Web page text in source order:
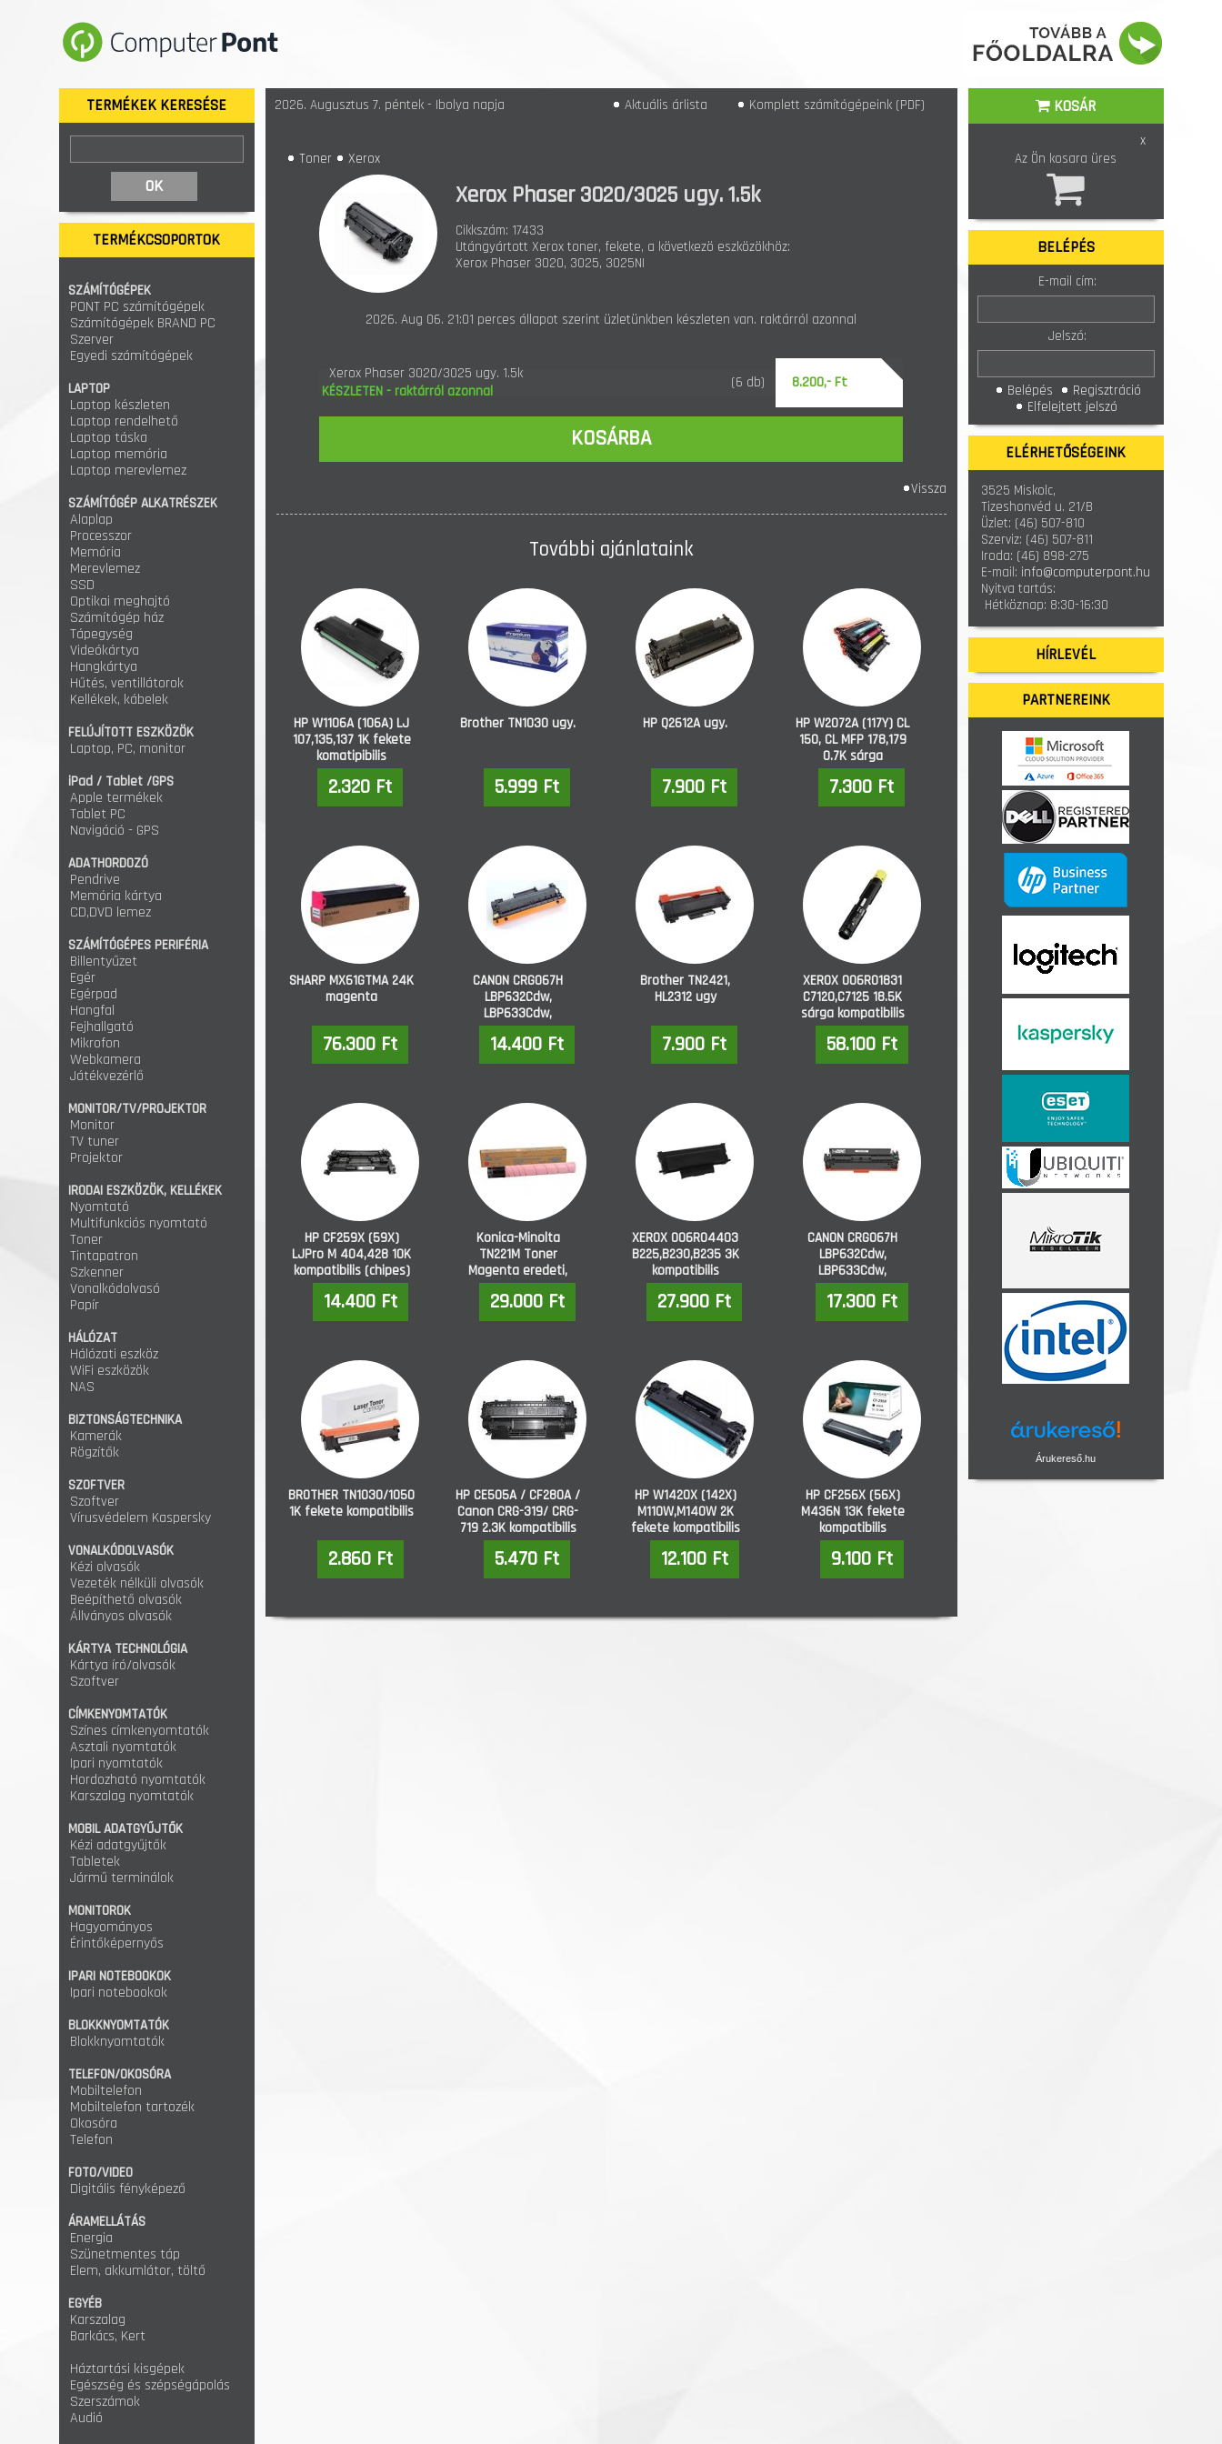
TERMÉKEK KERESÉSE
TERMÉKCSOPORTOK
SZÁMÍTÓGÉPEK
PONT PC számítógépek
Számítógépek BRAND PC
Szerver
Egyedi számítógépek
LAPTOP
Laptop készleten
Laptop rendelhető
Laptop táska
Laptop memória
Laptop merevlemez
SZÁMÍTÓGÉP ALKATRÉSZEK
Alaplap
Processzor
Memória
Merevlemez
SSD
Optikai meghajtó
Számítógép ház
Tápegység
Videókártya
Hangkártya
Hűtés, ventillátorok
Kellékek, kábelek
FELÚJÍTOTT ESZKÖZÖK
Laptop, PC, monitor
iPad / Tablet /GPS
Apple termékek
Tablet PC
Navigáció - GPS
ADATHORDOZÓ
Pendrive
Memória kártya
CD,DVD lemez
SZÁMÍTÓGÉPES PERIFÉRIA
Billentyűzet
Egér
Egérpad
Hangfal
Fejhallgató
Mikrofon
Webkamera
Játékvezérlő
MONITOR/TV/PROJEKTOR
Monitor
TV tuner
Projektor
IRODAI ESZKÖZÖK, KELLÉKEK
Nyomtató
Multifunkciós nyomtató
Toner
Tintapatron
Szkenner
Vonalkódolvasó
Papír
HÁLÓZAT
Hálózati eszköz
WiFi eszközök
NAS
BIZTONSÁGTECHNIKA
Kamerák
Rögzítők
SZOFTVER
Szoftver
Vírusvédelem Kaspersky
VONALKÓDOLVASÓK
Kézi olvasók
Vezeték nélküli olvasók
Beépíthető olvasók
Állványos olvasók
KÁRTYA TECHNOLÓGIA
Kártya író/olvasók
Szoftver
CÍMKENYOMTATÓK
Színes címkenyomtatók
Asztali nyomtatók
Ipari nyomtatók
Hordozható nyomtatók
Karszalag nyomtatók
MOBIL ADATGYŰJTŐK
Kézi adatgyűjtők
Tabletek
Jármű terminálok
MONITOROK
Hagyományos
Érintőképernyős
IPARI NOTEBOOKOK
Ipari notebookok
BLOKKNYOMTATÓK
Blokknyomtatók
TELEFON/OKOSÓRA
Mobiltelefon
Mobiltelefon tartozék
Okosóra
Telefon
FOTO/VIDEO
Digitális fényképező
ÁRAMELLÁTÁS
Energia
Szünetmentes táp
Elem, akkumlátor, töltő
EGYÉB
Karszalag
Barkács, Kert
Háztartási kisgépek
Egészség és szépségápolás
Szerszámok
Audió
2026. Augusztus 7. péntek - Ibolya napja Aktuális árlista Komplett számítógépeink (PDF)
Toner Xerox
Xerox Phaser 3020/3025 ugy. 1.5k
Cikkszám: 17433
Utángyártott Xerox toner, fekete, a következö eszközökhöz:
Xerox Phaser 3020, 3025, 3025NI
2026. Aug 06. 21:01 perces állapot szerint üzletünkben készleten van. raktárról azonnal
Xerox Phaser 3020/3025 ugy. 1.5k
KÉSZLETEN - raktárról azonnal
(6 db) 8.200,- Ft
KOSÁRBA
Vissza
További ajánlataink
HP W1106A (106A) LJ
107,135,137 1K fekete
komatipibilis
2.320 Ft
Brother TN1030 ugy.
5.999 Ft
HP Q2612A ugy.
7.900 Ft
HP W2072A (117Y) CL
150, CL MFP 178,179
0.7K sárga
kompatibilis
7.300 Ft
SHARP MX61GTMA 24K
magenta
76.300 Ft
CANON CRG067H
LBP632Cdw,
LBP633Cdw,
MF653dw, 654Cdw,
656Cdw fekete
kompatibilis
14.400 Ft
Brother TN2421,
HL2312 ugy
7.900 Ft
XEROX 006R01831
C7120,C7125 18.5K
sárga kompatibilis
58.100 Ft
HP CF259X (59X)
LJPro M 404,428 10K
kompatibilis (chipes)
14.400 Ft
Konica-Minolta
TN221M Toner
Magenta eredeti,
kifutó készlet
29.000 Ft
XEROX 006R04403
B225,B230,B235 3K
kompatibilis
27.900 Ft
CANON CRG067H
LBP632Cdw,
LBP633Cdw,
MF653dw, 654Cdw,
656Cdw sárga
kompatibilis
17.300 Ft
BROTHER TN1030/1050
1K fekete kompatibilis
2.860 Ft
HP CE505A / CF280A /
Canon CRG-319/ CRG-
719 2.3K kompatibilis
5.470 Ft
HP W1420X (142X)
M110W,M140W 2K
fekete kompatibilis
!!"E" VÉGZ?DÉS?
GÉPTÍPUSNÁL NEM
12.100 Ft
HP CF256X (56X)
M436N 13K fekete
kompatibilis
9.100 Ft
KOSÁR
x
Az Ön kosara üres
BELÉPÉS
E-mail cím:
Jelszó:
Belépés
Regisztráció
Elfelejtett jelszó
ELÉRHETŐSÉGEINK
3525 Miskolc,
Tizeshonvéd u. 21/B
Üzlet: (46) 507-810
Szerviz: (46) 507-811
Iroda: (46) 898-275
E-mail: info@computerpont.hu
Nyitva tartás:
Hétköznap: 8:30-16:30
HÍRLEVÉL
PARTNEREINK
Árukereső.hu